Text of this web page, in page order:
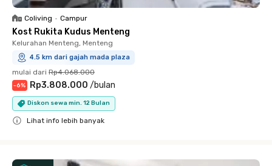
Coliving • Campur
Kost Rukita Kudus Menteng
Kelurahan Menteng, Menteng
4.5 km dari gajah mada plaza
mulai dari Rp4.068.000
-6% Rp3.808.000 /bulan
Diskon sewa min. 12 Bulan
Lihat info lebih banyak